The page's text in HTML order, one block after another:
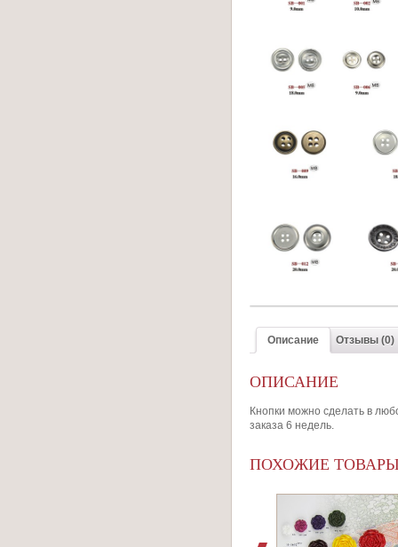
Описание Отзывы (0)
ОПИСАНИЕ
Кнопки можно сделать в
заказа 6 недель.
ПОХОЖИЕ